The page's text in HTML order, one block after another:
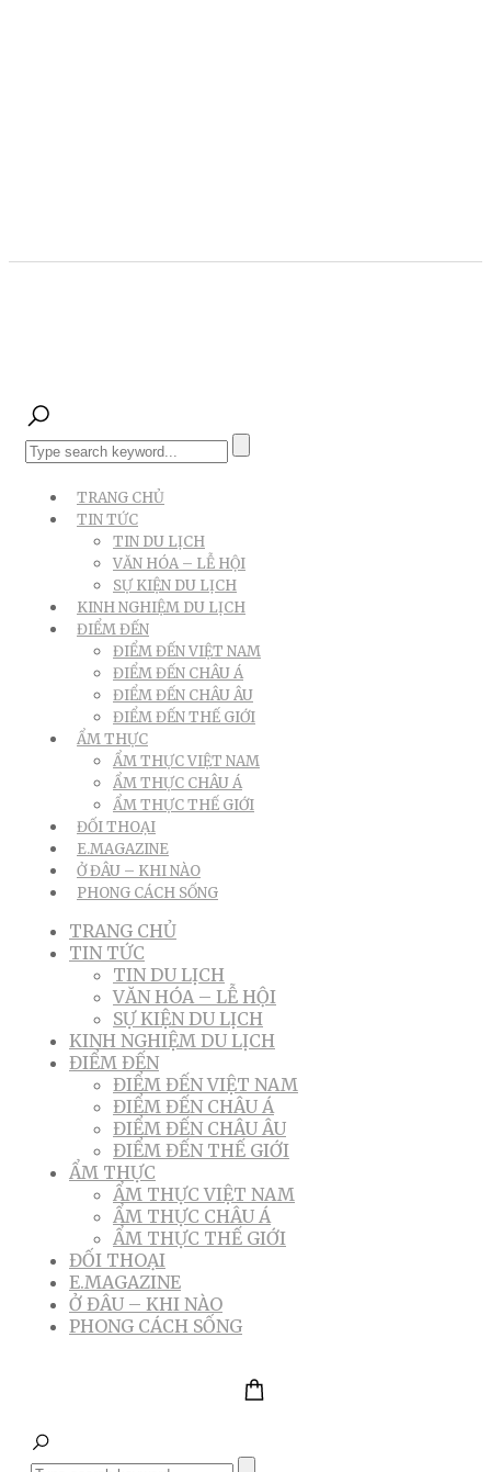
TRANG CHỦ
TIN TỨC
TIN DU LỊCH
VĂN HÓA – LỄ HỘI
SỰ KIỆN DU LỊCH
KINH NGHIỆM DU LỊCH
ĐIỂM ĐẾN
ĐIỂM ĐẾN VIỆT NAM
ĐIỂM ĐẾN CHÂU Á
ĐIỂM ĐẾN CHÂU ÂU
ĐIỂM ĐẾN THẾ GIỚI
ẨM THỰC
ẨM THỰC VIỆT NAM
ẨM THỰC CHÂU Á
ẨM THỰC THẾ GIỚI
ĐỐI THOẠI
E.MAGAZINE
Ở ĐÂU – KHI NÀO
PHONG CÁCH SỐNG
TRANG CHỦ
TIN TỨC
TIN DU LỊCH
VĂN HÓA – LỄ HỘI
SỰ KIỆN DU LỊCH
KINH NGHIỆM DU LỊCH
ĐIỂM ĐẾN
ĐIỂM ĐẾN VIỆT NAM
ĐIỂM ĐẾN CHÂU Á
ĐIỂM ĐẾN CHÂU ÂU
ĐIỂM ĐẾN THẾ GIỚI
ẨM THỰC
ẨM THỰC VIỆT NAM
ẨM THỰC CHÂU Á
ẨM THỰC THẾ GIỚI
ĐỐI THOẠI
E.MAGAZINE
Ở ĐÂU – KHI NÀO
PHONG CÁCH SỐNG